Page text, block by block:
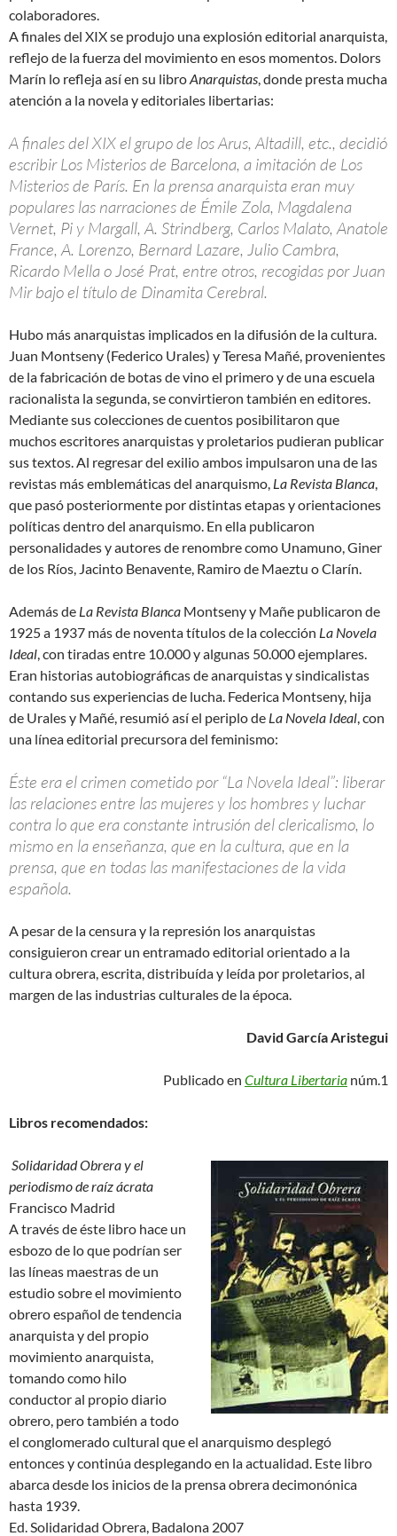
colaboradores.
A finales del XIX se produjo una explosión editorial anarquista,
reflejo de la fuerza del movimiento en esos momentos. Dolors
Marín lo refleja así en su libroAnarquistas, donde presta mucha
atención a la novela y editoriales libertarias:
A finales del XIX el grupo de los Arus, Altadill, etc., decidió
escribir Los Misterios de Barcelona, a imitación de Los
Misterios de París. En la prensa anarquista eran muy
populares las narraciones de Émile Zola, Magdalena
Vernet, Pi y Margall, A. Strindberg, Carlos Malato, Anatole
France, A. Lorenzo, Bernard Lazare, Julio Cambra,
Ricardo Mella o José Prat, entre otros, recogidas por Juan
Mir bajo el título de Dinamita Cerebral.
Hubo más anarquistas implicados en la difusión de la cultura.
Juan Montseny (Federico Urales) y Teresa Mañé, provenientes
de la fabricación de botas de vino el primero y de una escuela
racionalista la segunda, se convirtieron también en editores.
Mediante sus colecciones de cuentos posibilitaron que
muchos escritores anarquistas y proletarios pudieran publicar
sus textos. Al regresar del exilio ambos impulsaron una de las
revistas más emblemáticas del anarquismo, La Revista Blanca,
que pasó posteriormente por distintas etapas y orientaciones
políticas dentro del anarquismo. En ella publicaron
personalidades y autores de renombre como Unamuno, Giner
de los Ríos, Jacinto Benavente, Ramiro de Maeztu o Clarín.
Además de La Revista Blanca Montseny y Mañe publicaron de
1925 a 1937 más de noventa títulos de la colección La Novela
Ideal, con tiradas entre 10.000 y algunas 50.000 ejemplares.
Eran historias autobiográficas de anarquistas y sindicalistas
contando sus experiencias de lucha. Federica Montseny, hija
de Urales y Mañé, resumió así el periplo de La Novela Ideal, con
una línea editorial precursora del feminismo:
Éste era el crimen cometido por “La Novela Ideal”: liberar
las relaciones entre las mujeres y los hombres y luchar
contra lo que era constante intrusión del clericalismo, lo
mismo en la enseñanza, que en la cultura, que en la
prensa, que en todas las manifestaciones de la vida
española.
A pesar de la censura y la represión los anarquistas
consiguieron crear un entramado editorial orientado a la
cultura obrera, escrita, distribuída y leída por proletarios, al
margen de las industrias culturales de la época.
David García Aristegui
Publicado en Cultura Libertaria núm.1
Libros recomendados:
Solidaridad Obrera y el
periodismo de raíz ácrata
Francisco Madrid
A través de éste libro hace un
esbozo de lo que podrían ser
las líneas maestras de un
estudio sobre el movimiento
obrero español de tendencia
anarquista y del propio
movimiento anarquista,
tomando como hilo
conductor al propio diario
obrero, pero también a todo
el conglomerado cultural que el anarquismo desplegó
entonces y continúa desplegando en la actualidad. Este libro
abarca desde los inicios de la prensa obrera decimonónica
hasta 1939.
Ed. Solidaridad Obrera, Badalona 2007